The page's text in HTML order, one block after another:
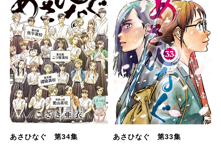
あさひなぐ 第34集 あさひなぐ 第33集